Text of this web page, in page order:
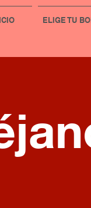
ELIGE TU